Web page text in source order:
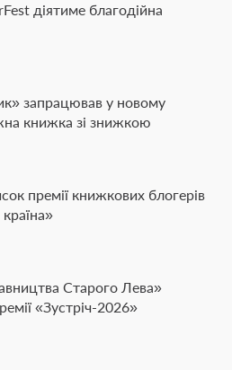
діятиме благодійна
запрацював у новому
книжка зі знижкою
премії книжкових блогерів
Старого Лева»
«Зустріч-2026»